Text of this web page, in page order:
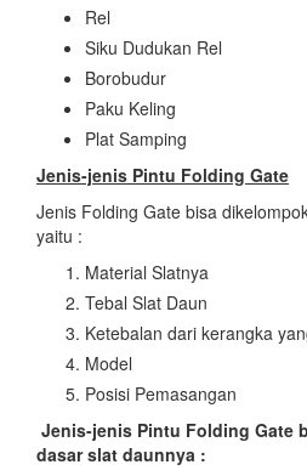
Rel
Siku Dudukan Rel
Borobudur
Paku Keling
Plat Samping
Jenis-jenis Pintu Folding Gate
Jenis Folding Gate bisa
yaitu :
Material Slatnya
Tebal Slat Daun
Ketebalan dari kerangka
Model
Posisi Pemasangan
Jenis-jenis Pintu Folding Gate
dasar slat daunnya :